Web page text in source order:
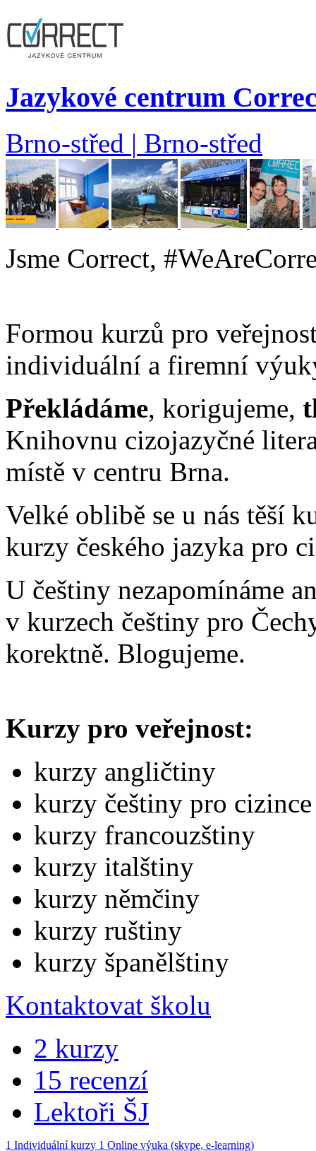
Jazykové centrum
Brno-střed | Brno-střed
Jsme Correct,
Formou kurzů pro
individuální a firemní
Překládáme, korigujeme,
Knihovnu cizojazyčné
místě v centru Brna.
Velké oblibě se u nás těší
kurzy českého jazyka pro
U češtiny nezapomínáme
v kurzech češtiny pro
korektně. Blogujeme.
Kurzy pro veřejnost:
kurzy angličtiny
kurzy češtiny pro cizince
kurzy francouzštiny
kurzy italštiny
kurzy němčiny
kurzy ruštiny
kurzy španělštiny
Kontaktovat školu
2 kurzy
15 recenzí
Lektoři ŠJ
1 Individuální kurzy 1 Online výuka (skype, e-learning)